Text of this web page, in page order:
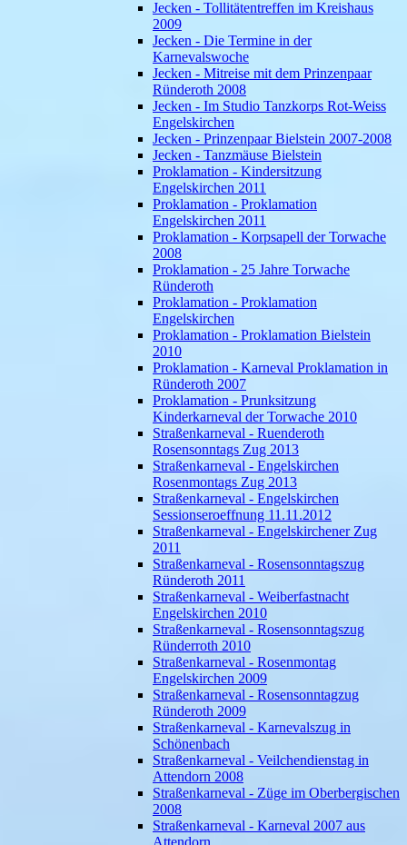
Jecken - Tollitätentreffen im Kreishaus
2009
Jecken - Die Termine in der
Karnevalswoche
Jecken - Mitreise mit dem Prinzenpaar
Ründeroth 2008
Jecken - Im Studio Tanzkorps Rot-Weiss
Engelskirchen
Jecken - Prinzenpaar Bielstein 2007-2008
Jecken - Tanzmäuse Bielstein
Proklamation - Kindersitzung
Engelskirchen 2011
Proklamation - Proklamation
Engelskirchen 2011
Proklamation - Korpsapell der Torwache
2008
Proklamation - 25 Jahre Torwache
Ründeroth
Proklamation - Proklamation
Engelskirchen
Proklamation - Proklamation Bielstein
2010
Proklamation - Karneval Proklamation in
Ründeroth 2007
Proklamation - Prunksitzung
Kinderkarneval der Torwache 2010
Straßenkarneval - Ruenderoth
Rosensonntags Zug 2013
Straßenkarneval - Engelskirchen
Rosenmontags Zug 2013
Straßenkarneval - Engelskirchen
Sessionseroeffnung 11.11.2012
Straßenkarneval - Engelskirchener Zug
2011
Straßenkarneval - Rosensonntagszug
Ründeroth 2011
Straßenkarneval - Weiberfastnacht
Engelskirchen 2010
Straßenkarneval - Rosensonntagszug
Ründerroth 2010
Straßenkarneval - Rosenmontag
Engelskirchen 2009
Straßenkarneval - Rosensonntagzug
Ründeroth 2009
Straßenkarneval - Karnevalszug in
Schönenbach
Straßenkarneval - Veilchendienstag in
Attendorn 2008
Straßenkarneval - Züge im Oberbergischen
2008
Straßenkarneval - Karneval 2007 aus